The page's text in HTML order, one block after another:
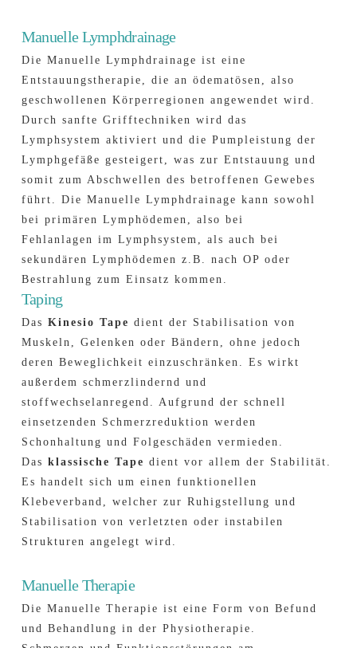
Manuelle Lymphdrainage
Die Manuelle Lymphdrainage ist eine
Entstauungstherapie, die an ödematösen, also
geschwollenen Körperregionen angewendet wird.
Durch sanfte Grifftechniken wird das
Lymphsystem aktiviert und die Pumpleistung der
Lymphgefäße gesteigert, was zur Entstauung und
somit zum Abschwellen des betroffenen Gewebes
führt. Die Manuelle Lymphdrainage kann sowohl
bei primären Lymphödemen, also bei
Fehlanlagen im Lymphsystem, als auch bei
sekundären Lymphödemen z.B. nach OP oder
Bestrahlung zum Einsatz kommen.
Taping
Das Kinesio Tape dient der Stabilisation von
Muskeln, Gelenken oder Bändern, ohne jedoch
deren Beweglichkeit einzuschränken. Es wirkt
außerdem schmerzlindernd und
stoffwechselanregend. Aufgrund der schnell
einsetzenden Schmerzreduktion werden
Schonhaltung und Folgeschäden vermieden.
Das klassische Tape dient vor allem der Stabilität.
Es handelt sich um einen funktionellen
Klebeverband, welcher zur Ruhigstellung und
Stabilisation von verletzten oder instabilen
Strukturen angelegt wird.
Manuelle Therapie
Die Manuelle Therapie ist eine Form von Befund
und Behandlung in der Physiotherapie.